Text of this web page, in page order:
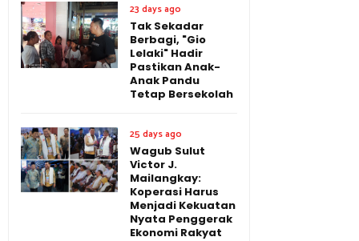
23 days ago
Tak Sekadar
Berbagi, "Gio
Lelaki" Hadir
Pastikan Anak-
Anak Pandu
Tetap Bersekolah
25 days ago
Wagub Sulut
Victor J.
Mailangkay:
Koperasi Harus
Menjadi Kekuatan
Nyata Penggerak
Ekonomi Rakyat